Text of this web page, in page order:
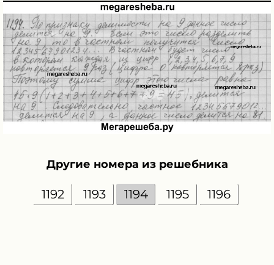
Другие номера из решебника
1192 1193 1194 1195 1196